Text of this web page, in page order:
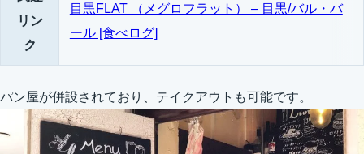
リン
ク
目黒FLAT （メグロフラット） – 目黒/バル・バ
ール [食べログ]
パン屋が併設されており、テイクアウトも可能です。